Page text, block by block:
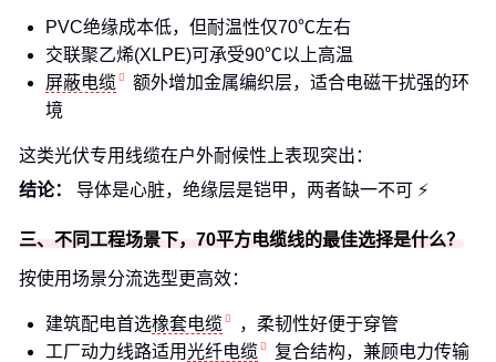
PVC绝缘成本低，但耐温性仅70℃左右
交联聚乙烯(XLPE)可承受90℃以上高温
屏蔽电缆
额外增加金属编织层，适合电磁干扰强的环
境
这类光伏专用线缆在户外耐候性上表现突出：
结论：
导体是心脏，绝缘层是铠甲，两者缺一不可 ⚡
三、不同工程场景下，70平方电缆线的最佳选择是什么？
按使用场景分流选型更高效：
建筑配电首选橡套电缆
，柔韧性好便于穿管
工厂动力线路适用光纤电缆
复合结构，兼顾电力传输